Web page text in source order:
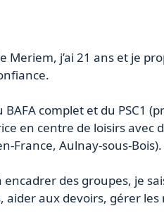
Meriem, j’ai 21 ans et je
complet et du PSC1
en centre de loisirs avec
France, Aulnay-sous-Bois).
encadrer des groupes, je
aider aux devoirs, gérer